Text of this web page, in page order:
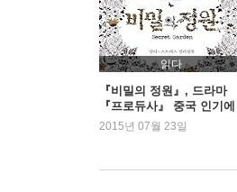
읽다
『비밀의 정원』, 드라마
『프로듀사』 중국 인기에
힘입어 1위
2015년 07월 23일